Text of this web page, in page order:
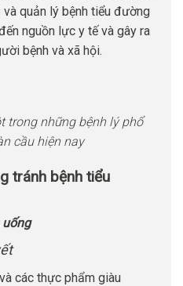
quản lý bệnh tiểu đường
nguồn lực y tế và gây ra
bệnh và xã hội.
trong những bệnh lý phổ
cầu hiện nay
tránh bệnh tiểu
các thực phẩm giàu